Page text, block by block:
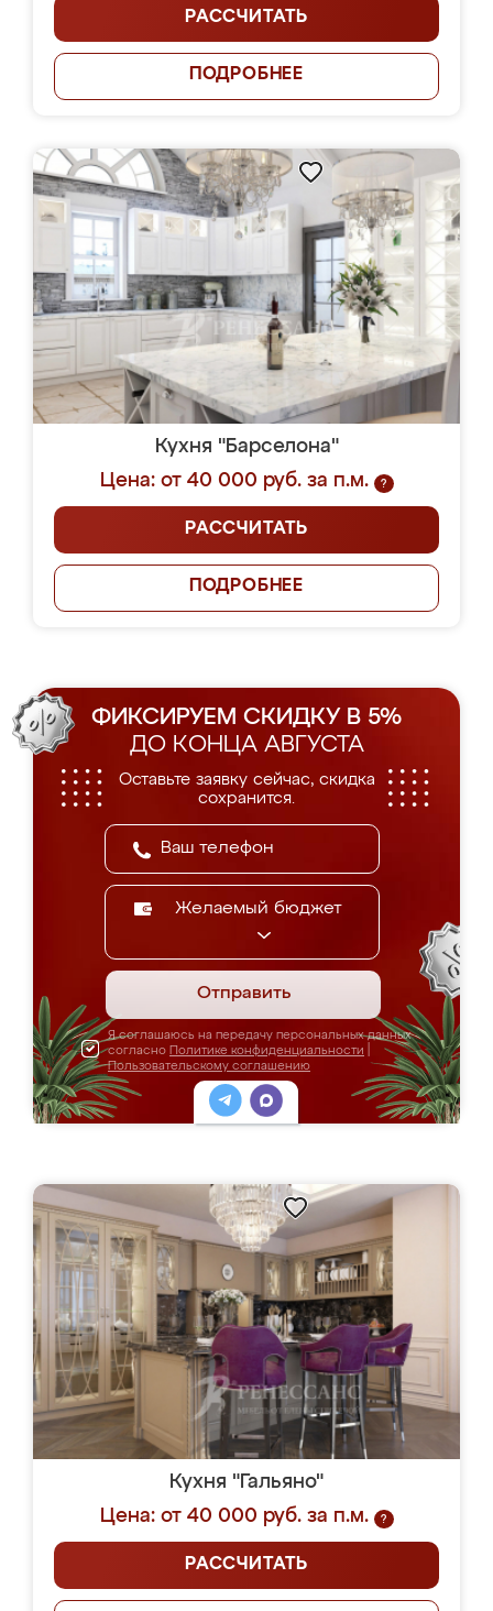
РАССЧИТАТЬ
ПОДРОБНЕЕ
Кухня "Барселона"
Цена: от 40 000 руб. за п.м.
?
РАССЧИТАТЬ
ПОДРОБНЕЕ
ФИКСИРУЕМ СКИДКУ В 5%
ДО КОНЦА АВГУСТА
Оставьте заявку сейчас, скидка
сохранится.
Желаемый бюджет
Отправить
Я соглашаюсь на передачу персональных данных
согласно Политике конфиденциальности
Пользовательскому соглашению
Кухня "Гальяно"
Цена: от 40 000 руб. за п.м.
?
РАССЧИТАТЬ